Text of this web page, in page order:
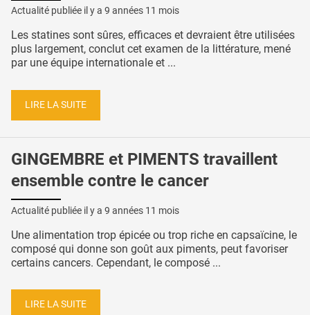
Actualité publiée il y a 9 années 11 mois
Les statines sont sûres, efficaces et devraient être utilisées
plus largement, conclut cet examen de la littérature, mené
par une équipe internationale et ...
LIRE LA SUITE
GINGEMBRE et PIMENTS travaillent
ensemble contre le cancer
Actualité publiée il y a 9 années 11 mois
Une alimentation trop épicée ou trop riche en capsaïcine, le
composé qui donne son goût aux piments, peut favoriser
certains cancers. Cependant, le composé ...
LIRE LA SUITE